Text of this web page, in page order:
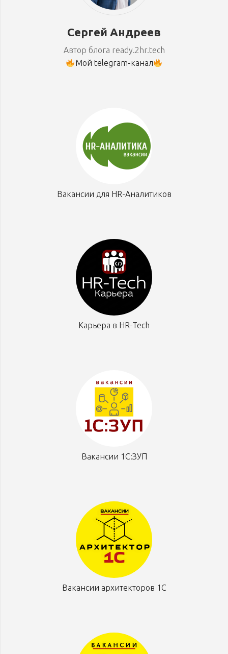
Сергей Андреев
Автор блога ready.2hr.tech
Мой telegram-канал
Вакансии для HR-Аналитиков
Карьера в HR-Tech
Вакансии 1С:ЗУП
Вакансии архитекторов 1С